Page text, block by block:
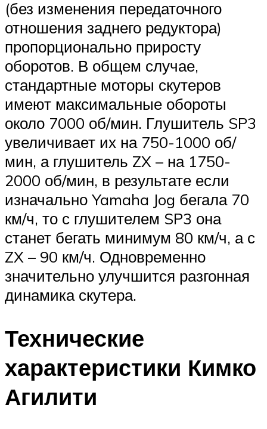
(без изменения передаточного
отношения заднего редуктора)
пропорционально приросту
оборотов. В общем случае,
стандартные моторы скутеров
имеют максимальные обороты
около 7000 об/мин. Глушитель SP3
увеличивает их на 750-1000 об/
мин, а глушитель ZX – на 1750-
2000 об/мин, в результате если
изначально Yamaha Jog бегала 70
км/ч, то с глушителем SP3 она
станет бегать минимум 80 км/ч, а с
ZX – 90 км/ч. Одновременно
значительно улучшится разгонная
динамика скутера.
Технические
характеристики Кимко
Агилити